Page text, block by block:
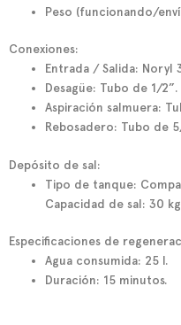
Peso (funcionando/
Conexiones:
Entrada / Salida: Noryl
Desagüe: Tubo de 1/2”.
Aspiración salmuera:
Rebosadero: Tubo de
Depósito de sal:
Tipo de tanque:
Capacidad de sal: 30
Especificaciones de
Agua consumida: 25 l.
Duración: 15 minutos.